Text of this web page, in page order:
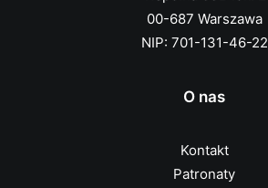
00-687 Warszawa
NIP: 701-131-46-22
O nas
Kontakt
Patronaty